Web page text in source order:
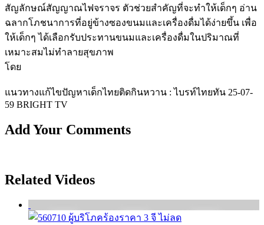
สัญลักษณ์สัญญาณไฟจราจร ตัวช่วยสำคัญที่จะทำให้เด็กๆ อ่าน
ฉลากโภชนาการที่อยู่ข้างซองขนมและเครื่องดื่มได้ง่ายขึ้น เพื่อ
ให้เด็กๆ ได้เลือกรับประทานขนมและเครื่องดื่มในปริมาณที่
เหมาะสมไม่ทำลายสุขภาพ
โดย
แนวทางแก้ไขปัญหาเด็กไทยติดกินหวาน : ไบรท์ไทยทัน 25-07-
59 BRIGHT TV
Add Your Comments
Related Videos